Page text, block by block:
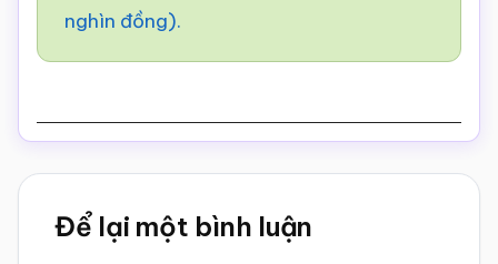
nghìn đồng).
Reader
Interactions
Để lại một bình luận